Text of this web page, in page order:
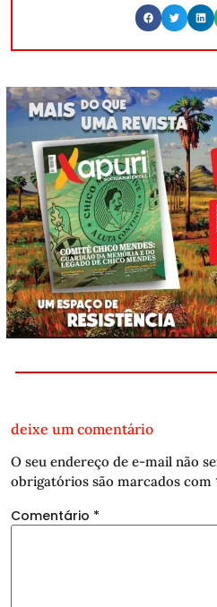
deixe um comentário
O seu endereço de e-mail não
obrigatórios são marcados com
Comentário *